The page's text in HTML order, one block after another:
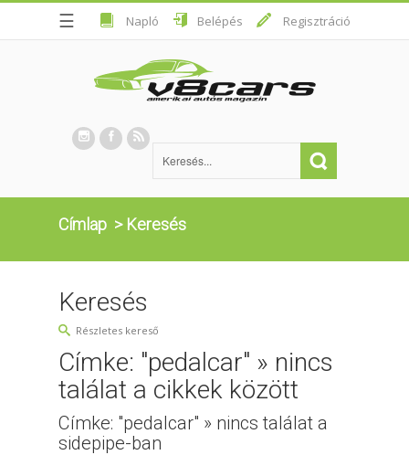
☰ Napló Belépés Regisztráció
Címlap > Keresés
Keresés
Részletes kereső
Címke: "pedalcar" » nincs
találat a cikkek között
Címke: "pedalcar" » nincs találat a
sidepipe-ban